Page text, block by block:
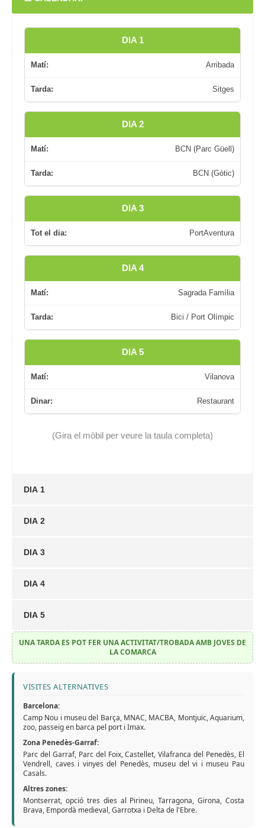
DIA 1
Matí: Arribada
Tarda: Sitges
DIA 2
Matí: BCN (Parc Güell)
Tarda: BCN (Gòtic)
DIA 3
Tot el dia: PortAventura
DIA 4
Matí: Sagrada Família
Tarda: Bici / Port Olímpic
DIA 5
Matí: Vilanova
Dinar: Restaurant
(Gira el mòbil per veure la taula completa)
DIA 1
DIA 2
DIA 3
DIA 4
DIA 5
UNA TARDA ES POT FER UNA ACTIVITAT/TROBADA AMB JOVES DE
LA COMARCA
VISITES ALTERNATIVES
Barcelona:
Camp Nou i museu del Barça, MNAC, MACBA, Montjuïc, Aquarium,
zoo, passeig en barca pel port i Imax.
Zona Penedès-Garraf:
Parc del Garraf, Parc del Foix, Castellet, Vilafranca del Penedès, El
Vendrell, caves i vinyes del Penedès, museu del vi i museu Pau
Casals.
Altres zones:
Montserrat, opció tres dies al Pirineu, Tarragona, Girona, Costa
Brava, Empordà medieval, Garrotxa i Delta de l'Ebre.